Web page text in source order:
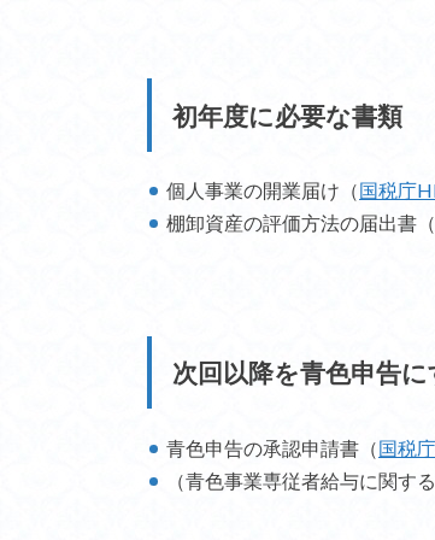
初年度に必要な書類
個人事業の開業届け（国税庁
棚卸資産の評価方法の届出書（
次回以降を青色申告
青色申告の承認申請書（国税
（青色事業専従者給与に関す